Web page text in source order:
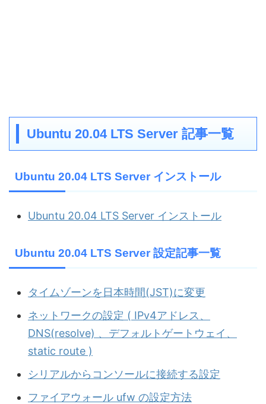
Ubuntu 20.04 LTS Server 記事一覧
Ubuntu 20.04 LTS Server インストール
Ubuntu 20.04 LTS Server インストール
Ubuntu 20.04 LTS Server 設定記事一覧
タイムゾーンを日本時間(JST)に変更
ネットワークの設定 ( IPv4アドレス、
DNS(resolve) 、デフォルトゲートウェイ、
static route )
シリアルからコンソールに接続する設定
ファイアウォール ufw の設定方法